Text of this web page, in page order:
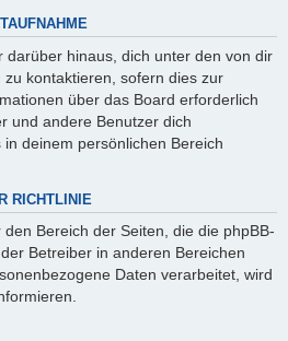
darüber hinaus, dich unter den von dir
kontaktieren, sofern dies zur
über das Board erforderlich
und andere Benutzer dich
deinem persönlichen Bereich
RICHTLINIE
Bereich der Seiten, die die phpBB-
Betreiber in anderen Bereichen
Daten verarbeitet, wird